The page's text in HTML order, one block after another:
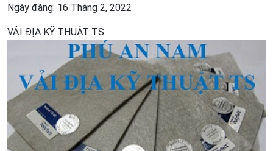
Ngày đăng: 16 Tháng 2, 2022
VẢI ĐỊA KỸ THUẬT TS